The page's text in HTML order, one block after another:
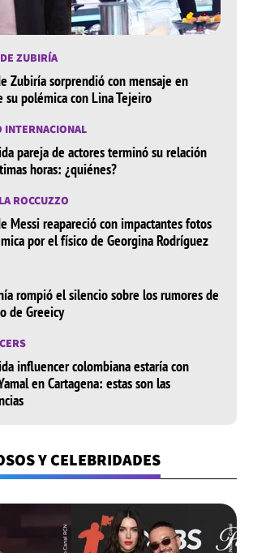
ZUBIRÍA
Zubiría sorprendió con mensaje en
su polémica con Lina Tejeiro
INTERNACIONAL
pareja de actores terminó su relación
horas: ¿quiénes?
ROCCUZZO
Messi reapareció con impactantes fotos
por el físico de Georgina Rodríguez
rompió el silencio sobre los rumores de
de Greeicy
influencer colombiana estaría con
en Cartagena: estas son las
Y CELEBRIDADES